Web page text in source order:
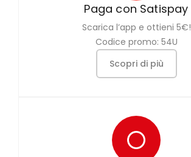
Paga con Satispay
Scarica l’app e ottieni 5€!
Codice promo: 54U
Scopri di più